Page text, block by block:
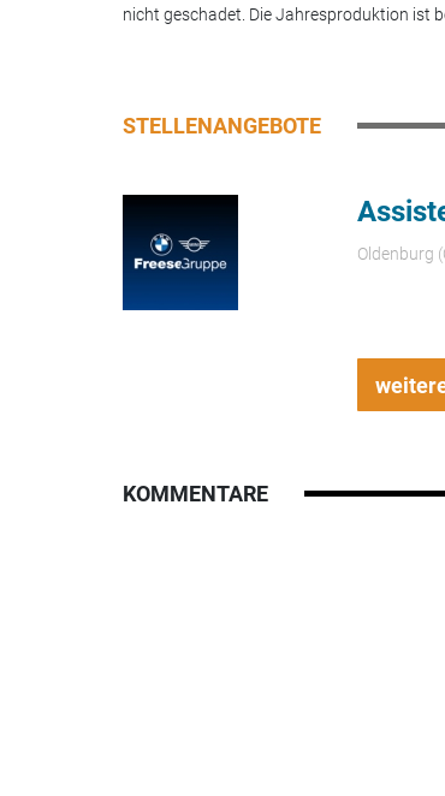
nicht geschadet. Die Jahresproduktion ist
STELLENANGEBOTE
Oldenburg
KOMMENTARE